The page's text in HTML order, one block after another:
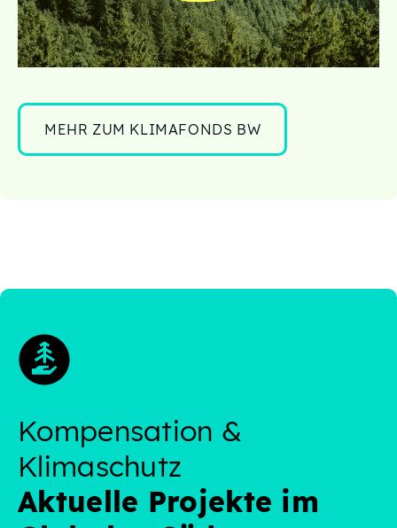
MEHR ZUM KLIMAFONDS BW
Kompensation &
Klimaschutz
Aktuelle Projekte im